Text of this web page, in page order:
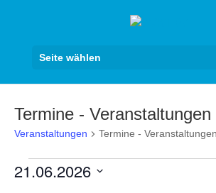
Seite wählen
Termine - Veranstaltungen
Veranstaltungen Termine - Veranstaltungen
Veranstaltungen
21.06.2026